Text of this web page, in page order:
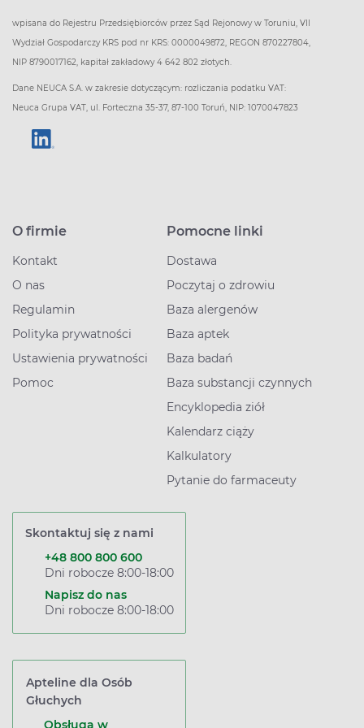
wpisana do Rejestru Przedsiębiorców przez Sąd Rejonowy w Toruniu, VII
Wydział Gospodarczy KRS pod nr KRS: 0000049872, REGON 870227804,
NIP 8790017162, kapitał zakładowy 4 642 802 złotych.
Dane NEUCA S.A. w zakresie dotyczącym: rozliczania podatku VAT:
Neuca Grupa VAT, ul. Forteczna 35-37, 87-100 Toruń, NIP: 1070047823
O firmie
Kontakt
O nas
Regulamin
Polityka prywatności
Ustawienia prywatności
Pomoc
Pomocne linki
Dostawa
Poczytaj o zdrowiu
Baza alergenów
Baza aptek
Baza badań
Baza substancji czynnych
Encyklopedia ziół
Kalendarz ciąży
Kalkulatory
Pytanie do farmaceuty
Skontaktuj się z nami
+48 800 800 600
Dni robocze 8:00-18:00
Napisz do nas
Dni robocze 8:00-18:00
Apteline dla Osób
Głuchych
Obsługa w